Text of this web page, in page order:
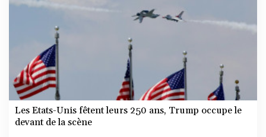
Les Etats-Unis fêtent leurs 250 ans, Trump occupe le
devant de la scène